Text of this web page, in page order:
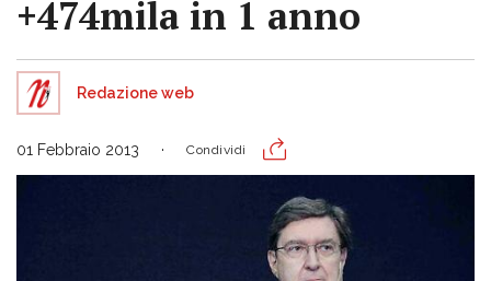
+474mila in 1 anno
Redazione web
01 Febbraio 2013 Condividi